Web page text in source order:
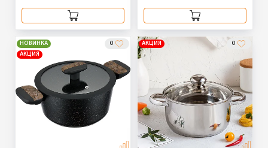
НОВИНКА
АКЦИЯ
0 АКЦИЯ 0